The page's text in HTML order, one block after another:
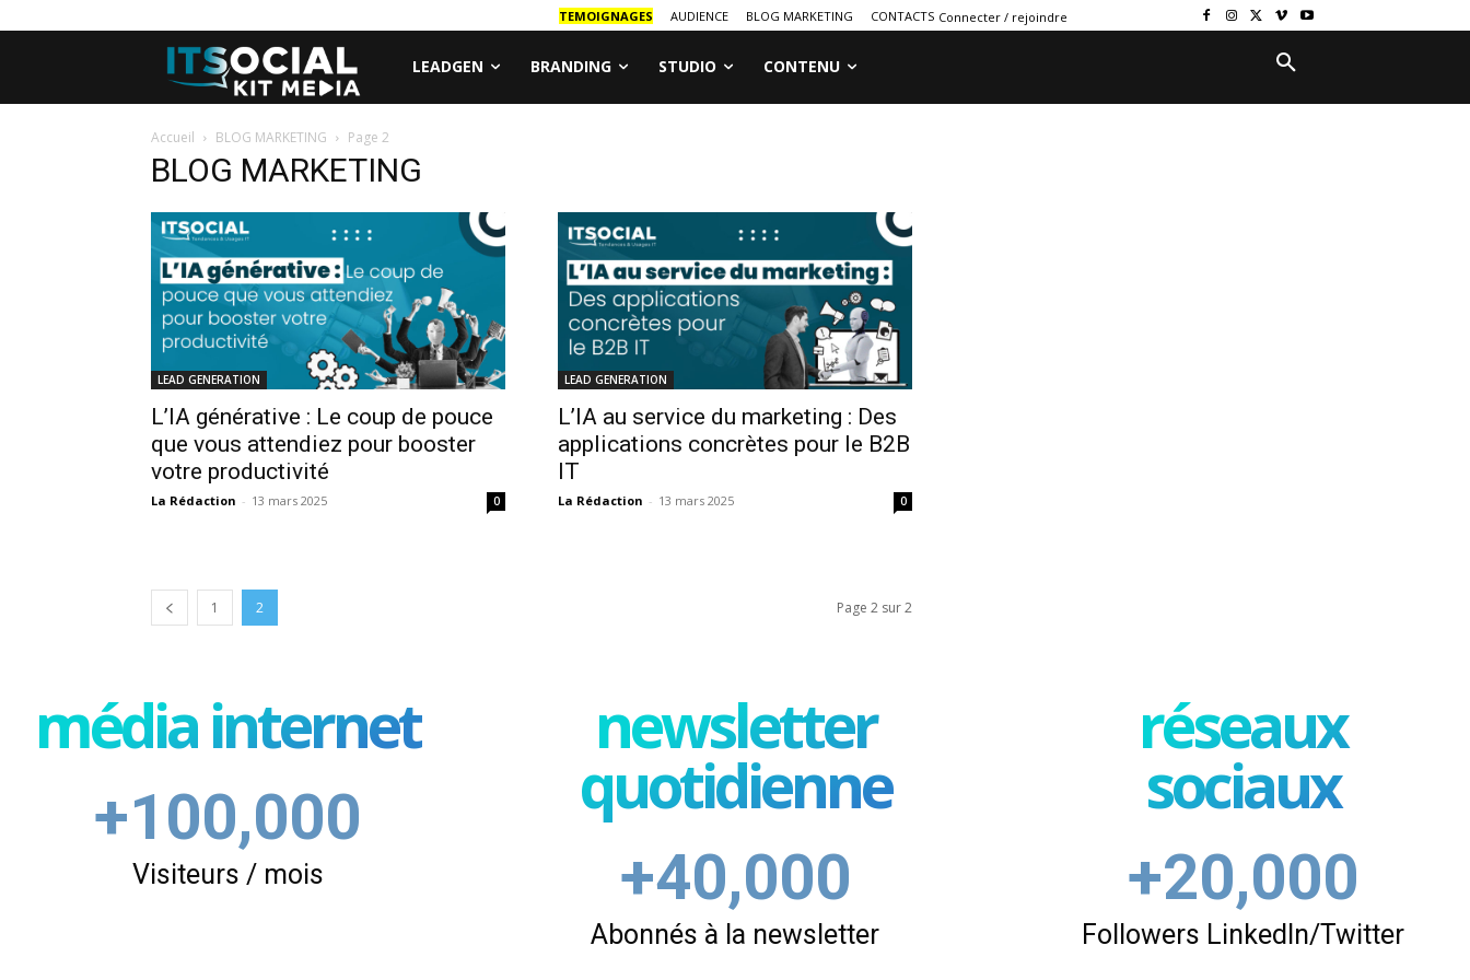
TEMOIGNAGES AUDIENCE BLOG MARKETING CONTACTS Connecter / rejoindre
LEADGEN BRANDING STUDIO CONTENU
Accueil BLOG MARKETING Page 2
BLOG MARKETING
LEAD GENERATION
L’IA générative : Le coup de pouce
que vous attendiez pour booster
votre productivité
La Rédaction - 13 mars 2025 0
LEAD GENERATION
L’IA au service du marketing : Des
applications concrètes pour le B2B
IT
La Rédaction - 13 mars 2025 0
1 2 Page 2 sur 2
média internet
+100,000
Visiteurs / mois
newsletter
quotidienne
+40,000
Abonnés à la newsletter
réseaux
sociaux
+20,000
Followers LinkedIn/Twitter